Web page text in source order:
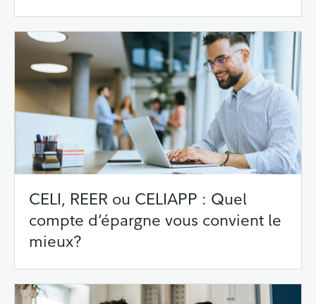
CELI, REER ou CELIAPP : Quel
compte d’épargne vous convient le
mieux?